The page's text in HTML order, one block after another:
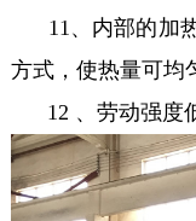
11、内部的加热
方式，使热量可均
12 、劳动强度低